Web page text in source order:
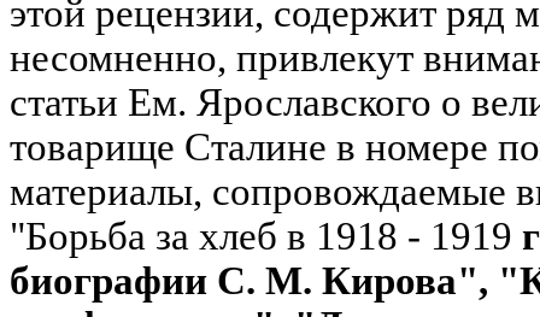
этой рецензии, содержит ряд
несомненно, привлекут
статьи Ем. Ярославского о
товарище Сталине в номере
материалы, сопровождаемые
"Борьба за хлеб в 1918 - 1919
биографии С. М. Кирова",